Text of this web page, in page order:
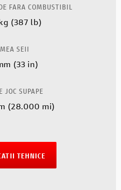
FARA COMBUSTIBIL
(387 lb)
SEII
(33 in)
JOC SUPAPE
(28.000 mi)
TEHNICE